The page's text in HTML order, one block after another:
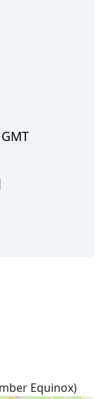
GMT
Equinox)